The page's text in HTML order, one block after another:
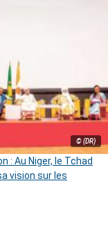
© (DR)
: Au Niger, le Tchad
vision sur les